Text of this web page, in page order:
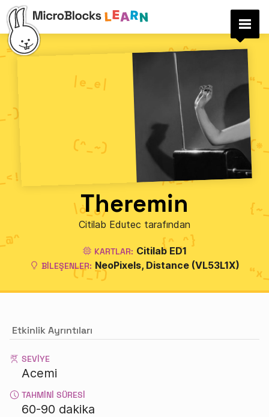
Theremin
Citilab Edutec tarafından
KARTLAR: Citilab ED1
BILEŞENLER: NeoPixels Distance (VL53L1X)
Etkinlik Ayrıntıları
SEVIYE
Acemi
TAHMINI SÜRESI
60-90 dakika